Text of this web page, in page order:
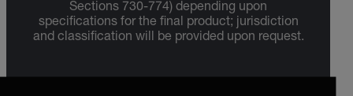
Sections 730-774) depending upon
specifications for the final product; jurisdiction
and classification will be provided upon request.